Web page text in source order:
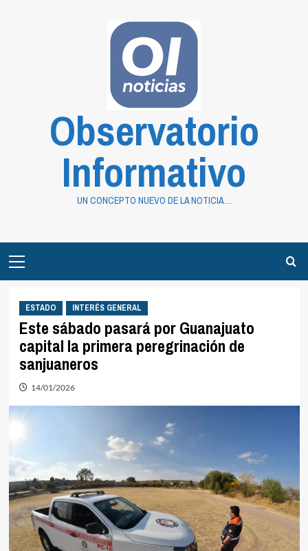
Observatorio
Informativo
UN CONCEPTO NUEVO DE LA NOTICIA…
Menu
ESTADO INTERÉS GENERAL
Este sábado pasará por Guanajuato
capital la primera peregrinación de
sanjuaneros
14/01/2026